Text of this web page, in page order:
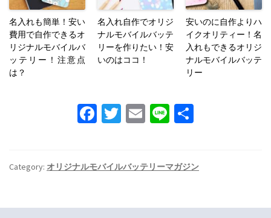
名入れも簡単！安い
費用で自作できるオ
リジナルモバイルバ
ッテリー！注意点
は？
名入れ自作でオリジ
ナルモバイルバッテ
リーを作りたい！安
いのはココ！
安いのに自作よりハ
イクオリティー！名
入れもできるオリジ
ナルモバイルバッテ
リー
Fa
o
k
T
er
E
l
Li
e
Category: オリジナルモバイルバッテリーマガジン